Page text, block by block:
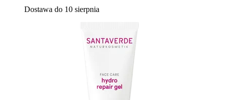
Dostawa do 10 sierpnia